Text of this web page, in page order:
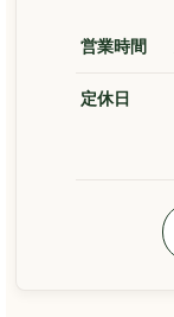
営業時間
定休日